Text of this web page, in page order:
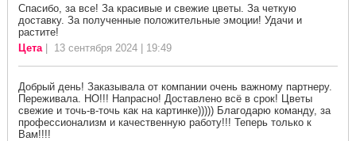
Спасибо, за все! За красивые и свежие цветы. За четкую
доставку. За полученные положительные эмоции! Удачи и
растите!
Цета| 13 сентября 2024 | 19:49
Добрый день! Заказывала от компании очень важному партнеру.
Переживала. НО!!! Напрасно! Доставлено всё в срок! Цветы
свежие и точь-в-точь как на картинке))))) Благодарю команду, за
профессионализм и качественную работу!!! Теперь только к
Вам!!!!